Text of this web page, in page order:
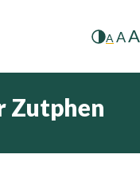
A AA
Zutphen